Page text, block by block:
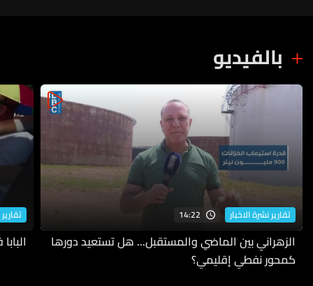
بالفيديو
تقارير نشرة الاخبار 14:22
الزهراني بين الماضي والمستقبل... هل تستعيد دورها
كمحور نفطي إقليمي؟